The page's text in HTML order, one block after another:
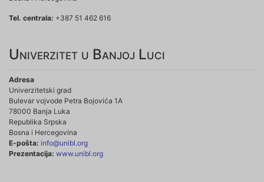
Tel. centrala: +387 51 462 616
Univerzitet u Banjoj Luci
Adresa
Univerzitetski grad
Bulevar vojvode Petra Bojovića 1A
78000 Banja Luka
Republika Srpska
Bosna i Hercegovina
E-pošta: info@unibl.org
Prezentacija: www.unibl.org